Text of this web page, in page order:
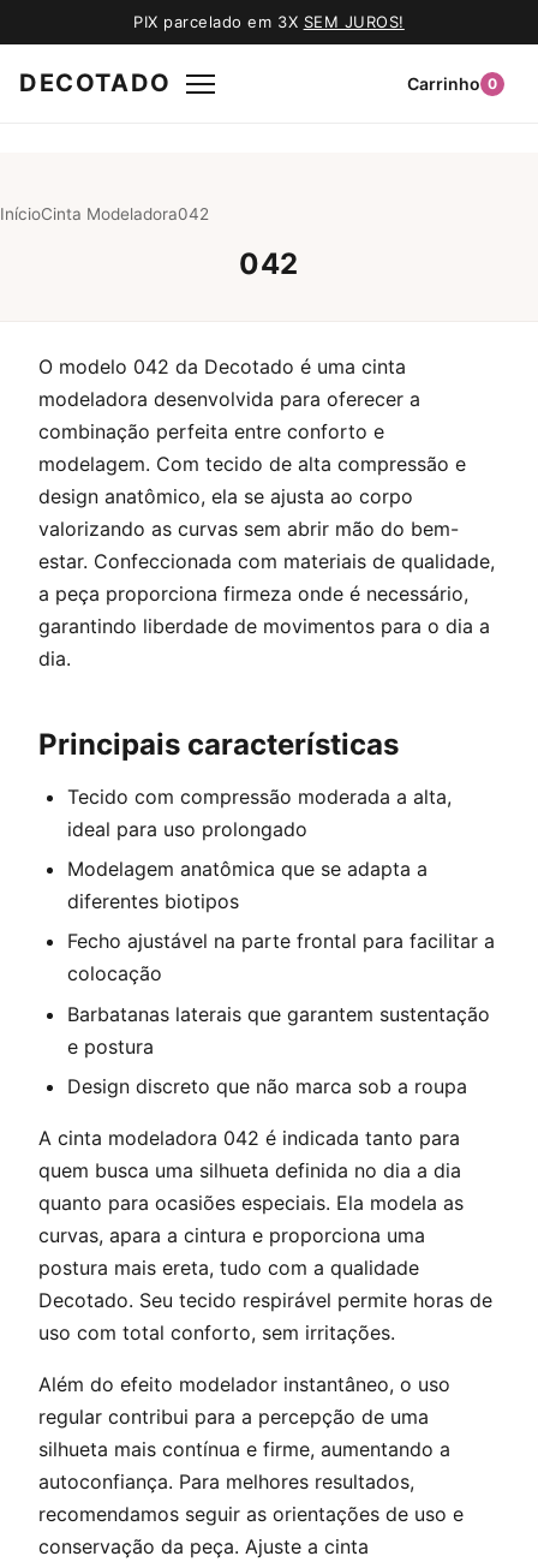
PIX parcelado em 3X SEM JUROS!
DECOTADO Carrinho 0
InícioCinta Modeladora042
042
O modelo 042 da Decotado é uma cinta
modeladora desenvolvida para oferecer a
combinação perfeita entre conforto e
modelagem. Com tecido de alta compressão e
design anatômico, ela se ajusta ao corpo
valorizando as curvas sem abrir mão do bem-
estar. Confeccionada com materiais de qualidade,
a peça proporciona firmeza onde é necessário,
garantindo liberdade de movimentos para o dia a
dia.
Principais características
Tecido com compressão moderada a alta,
ideal para uso prolongado
Modelagem anatômica que se adapta a
diferentes biotipos
Fecho ajustável na parte frontal para facilitar a
colocação
Barbatanas laterais que garantem sustentação
e postura
Design discreto que não marca sob a roupa
A cinta modeladora 042 é indicada tanto para
quem busca uma silhueta definida no dia a dia
quanto para ocasiões especiais. Ela modela as
curvas, apara a cintura e proporciona uma
postura mais ereta, tudo com a qualidade
Decotado. Seu tecido respirável permite horas de
uso com total conforto, sem irritações.
Além do efeito modelador instantâneo, o uso
regular contribui para a percepção de uma
silhueta mais contínua e firme, aumentando a
autoconfiança. Para melhores resultados,
recomendamos seguir as orientações de uso e
conservação da peça. Ajuste a cinta